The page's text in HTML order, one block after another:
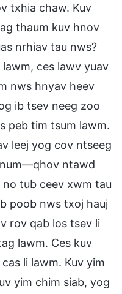
txhia chaw. Kuv
thaum kuv hnov
nrhiav tau nws?
ces lawv yuav
nws hnyav heev
ib tsev neeg zoo
peb tim tsum lawm.
leej yog cov ntseeg
ntawd
no tub ceev xwm tau
poob nws txoj hauj
rov qab los tsev li
lawm. Ces kuv
li lawm. Kuv yim
yim chim siab, yog